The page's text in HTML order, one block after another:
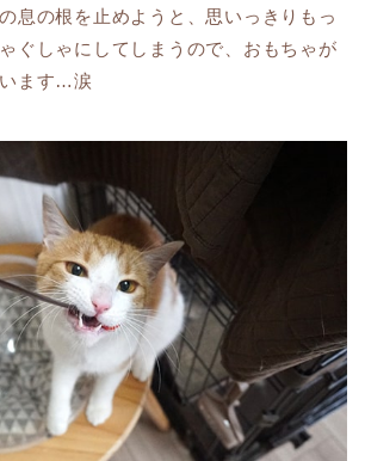
息の根を止めようと、思いっきりもっ
ぐしゃにしてしまうので、おもちゃが
ます…涙